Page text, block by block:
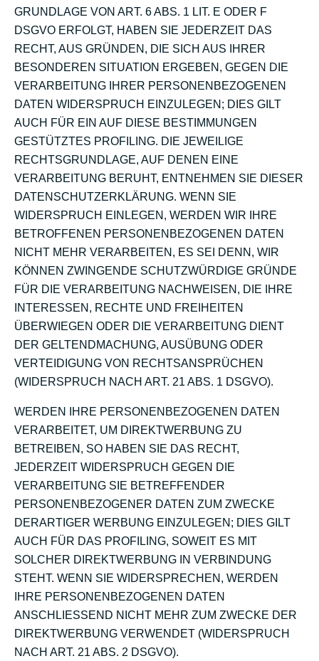
GRUNDLAGE VON ART. 6 ABS. 1 LIT. E ODER F
DSGVO ERFOLGT, HABEN SIE JEDERZEIT DAS
RECHT, AUS GRÜNDEN, DIE SICH AUS IHRER
BESONDEREN SITUATION ERGEBEN, GEGEN DIE
VERARBEITUNG IHRER PERSONENBEZOGENEN
DATEN WIDERSPRUCH EINZULEGEN; DIES GILT
AUCH FÜR EIN AUF DIESE BESTIMMUNGEN
GESTÜTZTES PROFILING. DIE JEWEILIGE
RECHTSGRUNDLAGE, AUF DENEN EINE
VERARBEITUNG BERUHT, ENTNEHMEN SIE DIESER
DATENSCHUTZERKLÄRUNG. WENN SIE
WIDERSPRUCH EINLEGEN, WERDEN WIR IHRE
BETROFFENEN PERSONENBEZOGENEN DATEN
NICHT MEHR VERARBEITEN, ES SEI DENN, WIR
KÖNNEN ZWINGENDE SCHUTZWÜRDIGE GRÜNDE
FÜR DIE VERARBEITUNG NACHWEISEN, DIE IHRE
INTERESSEN, RECHTE UND FREIHEITEN
ÜBERWIEGEN ODER DIE VERARBEITUNG DIENT
DER GELTENDMACHUNG, AUSÜBUNG ODER
VERTEIDIGUNG VON RECHTSANSPRÜCHEN
(WIDERSPRUCH NACH ART. 21 ABS. 1 DSGVO).
WERDEN IHRE PERSONENBEZOGENEN DATEN
VERARBEITET, UM DIREKTWERBUNG ZU
BETREIBEN, SO HABEN SIE DAS RECHT,
JEDERZEIT WIDERSPRUCH GEGEN DIE
VERARBEITUNG SIE BETREFFENDER
PERSONENBEZOGENER DATEN ZUM ZWECKE
DERARTIGER WERBUNG EINZULEGEN; DIES GILT
AUCH FÜR DAS PROFILING, SOWEIT ES MIT
SOLCHER DIREKTWERBUNG IN VERBINDUNG
STEHT. WENN SIE WIDERSPRECHEN, WERDEN
IHRE PERSONENBEZOGENEN DATEN
ANSCHLIESSEND NICHT MEHR ZUM ZWECKE DER
DIREKTWERBUNG VERWENDET (WIDERSPRUCH
NACH ART. 21 ABS. 2 DSGVO).